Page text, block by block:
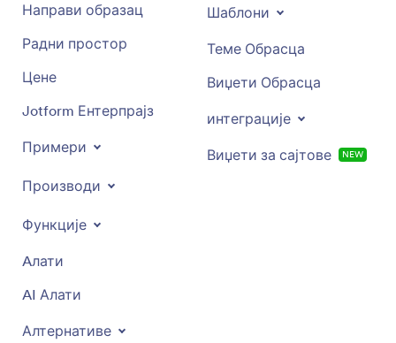
Направи образац
Радни простор
Цене
Jotform Ентерпрајз
Примери
Производи
Функције
Aлати
AI Алати
Алтернативе
Шаблони
Теме Обрасца
Виџети Обрасца
интеграције
Виџети за сајтове NEW